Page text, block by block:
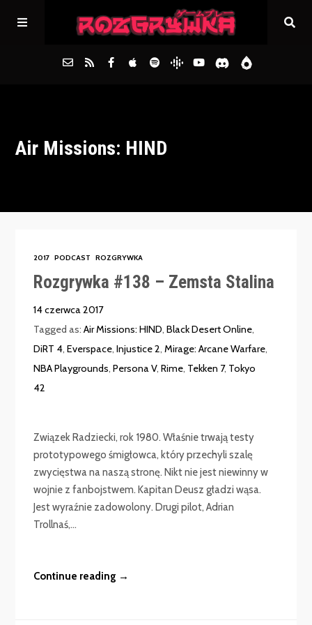
Archiwum
Air Missions: HIND
2017 PODCAST ROZGRYWKA
Rozgrywka #138 – Zemsta Stalina
14 czerwca 2017
Tagged as:Air Missions: HIND,Black Desert Online,
DiRT 4,Everspace,Injustice 2,Mirage: Arcane Warfare,
NBA Playgrounds,Persona V,Rime, Tekken 7, Tokyo
42
Związek Radziecki, rok 1980. Właśnie trwają testy
prototypowego śmigłowca, który przechyli szalę
zwycięstwa na naszą stronę. Nikt nie jest niewinny w
wojnie z fanbojstwem. Kapitan Deusz gładzi wąsa.
Jest wyraźnie zadowolony. Drugi pilot, Adrian
Trollnaś,...
Continue reading →